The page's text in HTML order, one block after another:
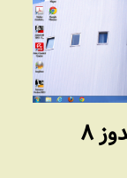
پنجره هشتم، بررسی ویندوز ۸